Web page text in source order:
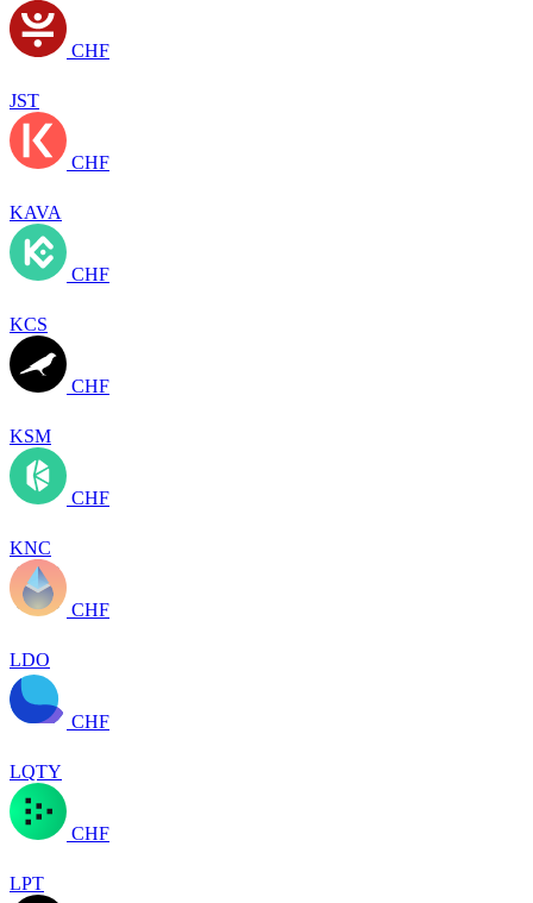
CHF
JST
CHF
KAVA
CHF
KCS
CHF
KSM
CHF
KNC
CHF
LDO
CHF
LQTY
CHF
LPT